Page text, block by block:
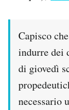
Capisco
indurre dei
di giovedì
necessario